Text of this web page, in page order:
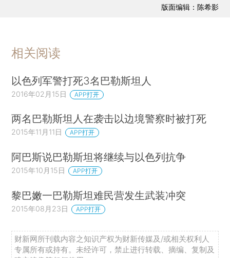
版面编辑：陈希影
相关阅读
以色列军警打死3名巴勒斯坦人
2016年02月15日 APP打开
两名巴勒斯坦人在袭击以边境警察时被打死
2015年11月11日 APP打开
阿巴斯说巴勒斯坦将继续与以色列抗争
2015年10月15日 APP打开
黎巴嫩一巴勒斯坦难民营发生武装冲突
2015年08月23日 APP打开
财新网所刊载内容之知识产权为财新传媒及/或相关权利人
专属所有或持有。未经许可，禁止进行转载、摘编、复制及